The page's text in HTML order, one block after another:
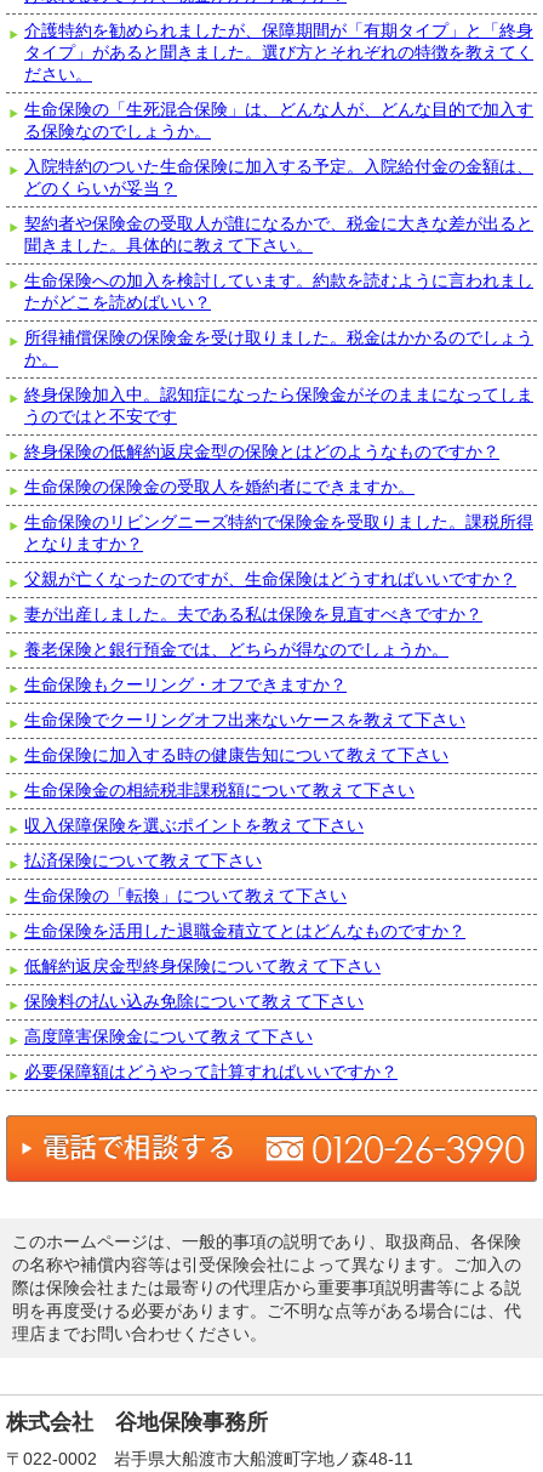
介護特約を勧められましたが、保障期間が「有期タイプ」と「終身
タイプ」があると聞きました。選び方とそれぞれの特徴を教えてく
ださい。
生命保険の「生死混合保険」は、どんな人が、どんな目的で加入す
る保険なのでしょうか。
入院特約のついた生命保険に加入する予定。入院給付金の金額は、
どのくらいが妥当？
契約者や保険金の受取人が誰になるかで、税金に大きな差が出ると
聞きました。具体的に教えて下さい。
生命保険への加入を検討しています。約款を読むように言われまし
たがどこを読めばいい？
所得補償保険の保険金を受け取りました。税金はかかるのでしょう
か。
終身保険加入中。認知症になったら保険金がそのままになってしま
うのではと不安です
終身保険の低解約返戻金型の保険とはどのようなものですか？
生命保険の保険金の受取人を婚約者にできますか。
生命保険のリビングニーズ特約で保険金を受取りました。課税所得
となりますか？
父親が亡くなったのですが、生命保険はどうすればいいですか？
妻が出産しました。夫である私は保険を見直すべきですか？
養老保険と銀行預金では、どちらが得なのでしょうか。
生命保険もクーリング・オフできますか？
生命保険でクーリングオフ出来ないケースを教えて下さい
生命保険に加入する時の健康告知について教えて下さい
生命保険金の相続税非課税額について教えて下さい
収入保障保険を選ぶポイントを教えて下さい
払済保険について教えて下さい
生命保険の「転換」について教えて下さい
生命保険を活用した退職金積立てとはどんなものですか？
低解約返戻金型終身保険について教えて下さい
保険料の払い込み免除について教えて下さい
高度障害保険金について教えて下さい
必要保障額はどうやって計算すればいいですか？
このホームページは、一般的事項の説明であり、取扱商品、各保険
の名称や補償内容等は引受保険会社によって異なります。ご加入の
際は保険会社または最寄りの代理店から重要事項説明書等による説
明を再度受ける必要があります。ご不明な点等がある場合には、代
理店までお問い合わせください。
株式会社 谷地保険事務所
〒022-0002 岩手県大船渡市大船渡町字地ノ森48-11